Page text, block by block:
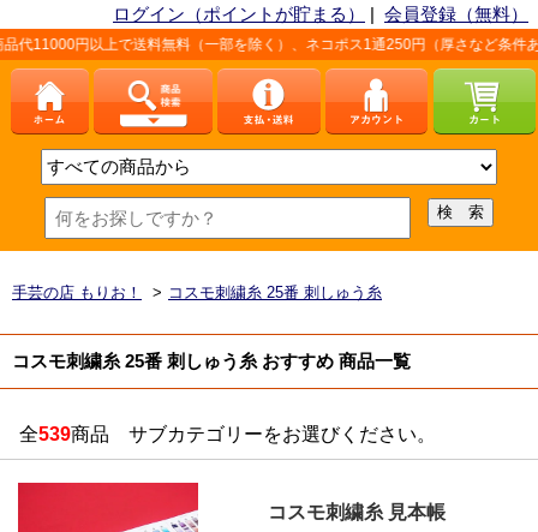
ログイン（ポイントが貯まる） | 会員登録（無料）
上で送料無料（一部を除く）、ネコポス1通250円（厚さなど条件あり）。詳し
手芸の店 もりお！ > コスモ刺繍糸 25番 刺しゅう糸
コスモ刺繍糸 25番 刺しゅう糸 おすすめ 商品一覧
全539商品 サブカテゴリーをお選びください。
コスモ刺繍糸 見本帳